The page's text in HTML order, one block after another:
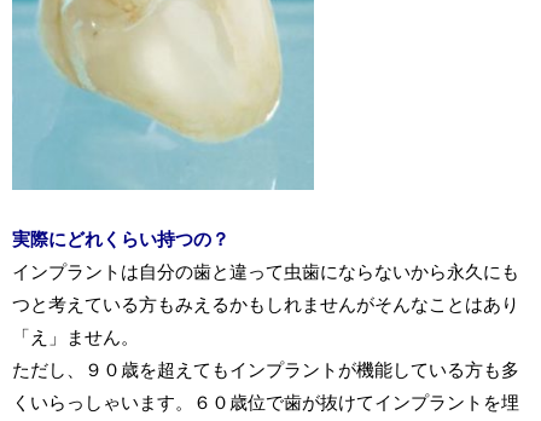
実際にどれくらい持つの？
インプラントは自分の歯と違って虫歯にならないから永久にも
つと考えている方もみえるかもしれませんがそんなことはあり
「え」ません。
ただし、９０歳を超えてもインプラントが機能している方も多
くいらっしゃいます。６０歳位で歯が抜けてインプラントを埋